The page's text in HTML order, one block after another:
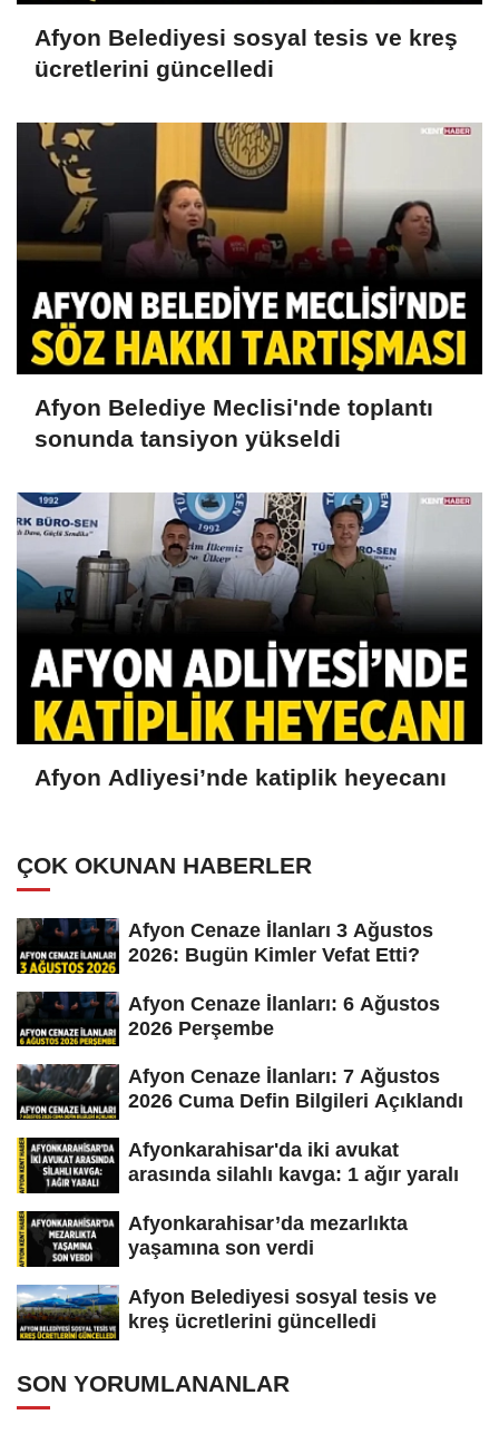
Afyon Belediyesi sosyal tesis ve kreş
ücretlerini güncelledi
Afyon Belediye Meclisi'nde toplantı
sonunda tansiyon yükseldi
Afyon Adliyesi’nde katiplik heyecanı
ÇOK OKUNAN HABERLER
Afyon Cenaze İlanları 3 Ağustos
2026: Bugün Kimler Vefat Etti?
Afyon Cenaze İlanları: 6 Ağustos
2026 Perşembe
Afyon Cenaze İlanları: 7 Ağustos
2026 Cuma Defin Bilgileri Açıklandı
Afyonkarahisar'da iki avukat
arasında silahlı kavga: 1 ağır yaralı
Afyonkarahisar’da mezarlıkta
yaşamına son verdi
Afyon Belediyesi sosyal tesis ve
kreş ücretlerini güncelledi
SON YORUMLANANLAR